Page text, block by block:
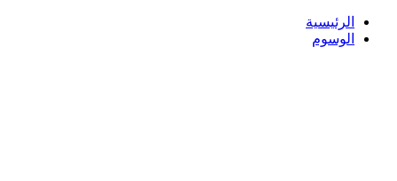
الرئيسية
الوسوم